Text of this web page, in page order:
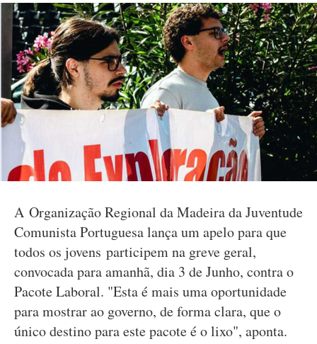
A Organização Regional da Madeira da Juventude
Comunista Portuguesa lança um apelo para que
todos os jovens participem na greve geral,
convocada para amanhã, dia 3 de Junho, contra o
Pacote Laboral. "Esta é mais uma oportunidade
para mostrar ao governo, de forma clara, que o
único destino para este pacote é o lixo", aponta.